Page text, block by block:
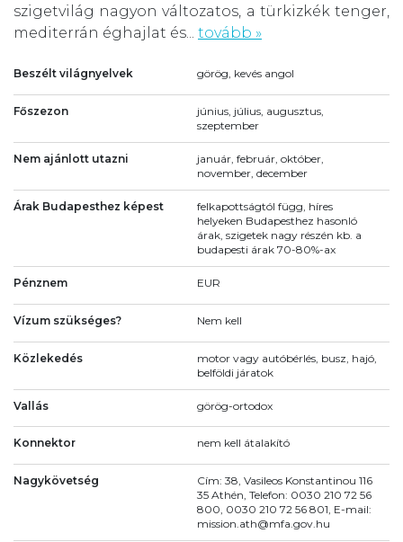
szigetvilág nagyon változatos, a türkizkék tenger,
mediterrán éghajlat és... tovább »
Beszélt világnyelvek görög, kevés angol
Főszezon
június, július, augusztus,
szeptember
Nem ajánlott utazni
január, február, október,
november, december
Árak Budapesthez képest
felkapottságtól függ, híres
helyeken Budapesthez hasonló
árak, szigetek nagy részén kb. a
budapesti árak 70-80%-ax
Pénznem EUR
Vízum szükséges? Nem kell
Közlekedés
motor vagy autóbérlés, busz, hajó,
belföldi járatok
Vallás görög-ortodox
Konnektor nem kell átalakító
Nagykövetség
Cím: 38, Vasileos Konstantinou 116
35 Athén, Telefon: 0030 210 72 56
800, 0030 210 72 56 801, E-mail:
mission.ath@mfa.gov.hu